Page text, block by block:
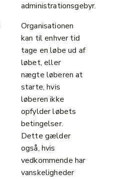
administrationsgebyr.
Organisationen
kan til enhver tid
tage en løbe ud af
løbet, eller
nægte løberen at
starte, hvis
løberen ikke
opfylder løbets
betingelser.
Dette gælder
også, hvis
vedkommende har
vanskeligheder